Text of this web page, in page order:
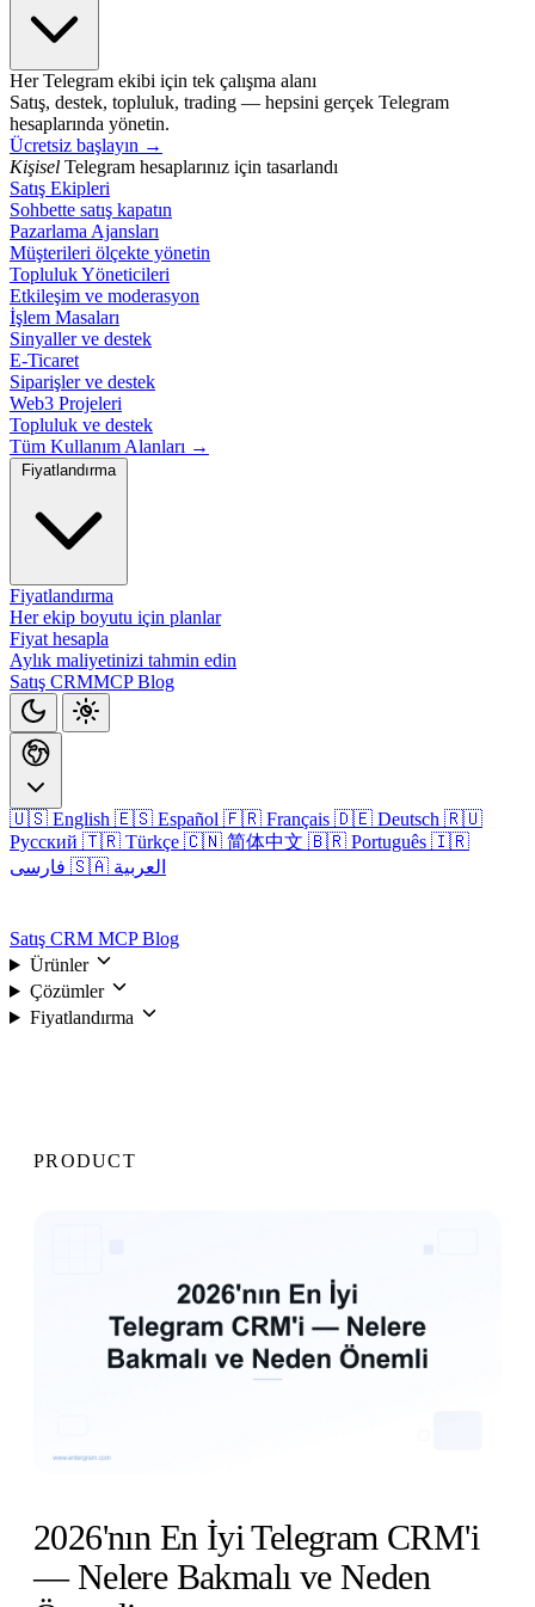
Her Telegram ekibi için tek çalışma alanı
Satış, destek, topluluk, trading — hepsini gerçek Telegram
hesaplarında yönetin.
Ücretsiz başlayın →
Kişisel Telegram hesaplarınız için tasarlandı
Satış Ekipleri
Sohbette satış kapatın
Pazarlama Ajansları
Müşterileri ölçekte yönetin
Topluluk Yöneticileri
Etkileşim ve moderasyon
İşlem Masaları
Sinyaller ve destek
E-Ticaret
Siparişler ve destek
Web3 Projeleri
Topluluk ve destek
Tüm Kullanım Alanları →
Fiyatlandırma
Fiyatlandırma
Her ekip boyutu için planlar
Fiyat hesapla
Aylık maliyetinizi tahmin edin
Satış CRMMCPBlog
🇺🇸 English 🇪🇸 Español 🇫🇷 Français 🇩🇪 Deutsch 🇷🇺
Русский 🇹🇷 Türkçe 🇨🇳 简体中文 🇧🇷 Português 🇮🇷
🇸🇦 العربية
Satış CRM MCPBlog
Ürünler
Çözümler
Fiyatlandırma
PRODUCT
2026'nın En İyi Telegram CRM'i
— Nelere Bakmalı ve Neden